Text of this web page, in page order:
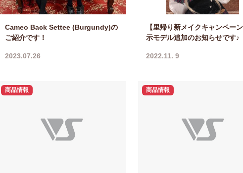
Cameo Back Settee (Burgundy)の
ご紹介です！
2023.07.26
【里帰り新メイクキャンペー
示モデル追加のお知らせです♪
2022.11. 9
商品情報 商品情報